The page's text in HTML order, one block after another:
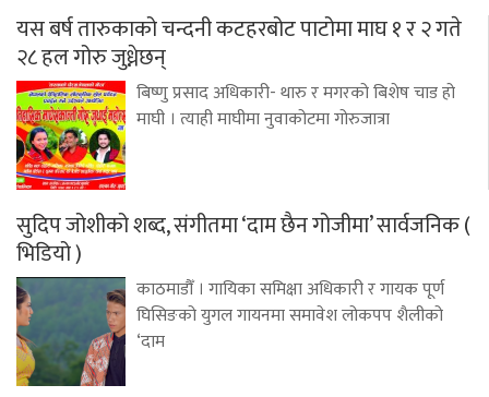
यस बर्ष तारुकाको चन्दनी कटहरबोट पाटोमा माघ १ र २ गते
२८ हल गोरु जुध्नेछन्
बिष्णु प्रसाद अधिकारी- थारु र मगरको बिशेष चाड हो
माघी । त्याही माघीमा नुवाकोटमा गोरुजात्रा
सुदिप जोशीको शब्द, संगीतमा ‘दाम छैन गोजीमा’ सार्वजनिक (
भिडियो )
काठमाडौँ । गायिका समिक्षा अधिकारी र गायक पूर्ण
घिसिङको युगल गायनमा समावेश लोकपप शैलीको
‘दाम